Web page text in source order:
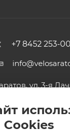
+7 8452 253-
ул. 3-я